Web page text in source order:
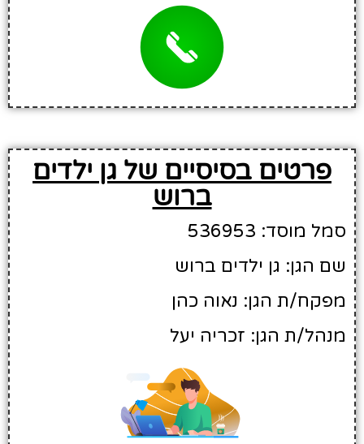
פרטים בסיסיים של גן ילדים
ברוש
סמל מוסד: 536953
שם הגן: גן ילדים ברוש
מפקח/ת הגן: נאוה כהן
מנהל/ת הגן: זכריה יעל